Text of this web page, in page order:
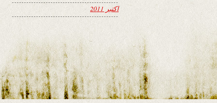
اکتبر 2011